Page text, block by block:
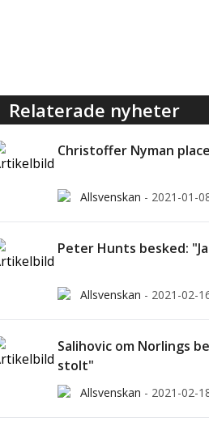
Relaterade nyheter
Christoffer Nyman
Allsvenskan - 2021-01-
Peter Hunts besked:
Allsvenskan - 2021-02-
Salihovic om Norlings
stolt"
Allsvenskan - 2021-02-